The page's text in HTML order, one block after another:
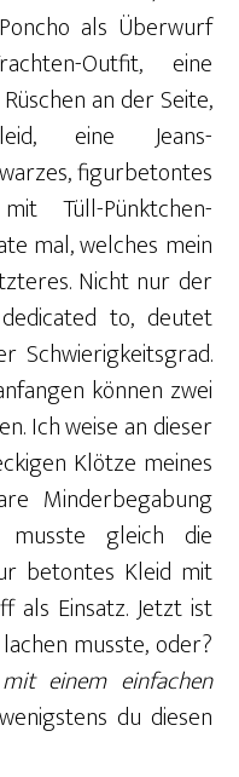
als Überwurf
Outfit, eine
an der Seite,
eine Jeans-
figurbetontes
Tüll-Pünktchen-
mal, welches mein
Nicht nur der
to, deutet
Schwierigkeitsgrad.
können zwei
Ich weise an dieser
Klötze meines
Minderbegabung
musste gleich die
betontes Kleid mit
als Einsatz. Jetzt ist
musste, oder?
einem einfachen
du diesen